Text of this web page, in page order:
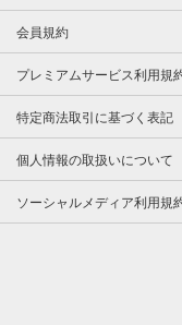
会員規約
プレミアムサービス利用規
特定商法取引に基づく表記
個人情報の取扱いについて
ソーシャルメディア利用規